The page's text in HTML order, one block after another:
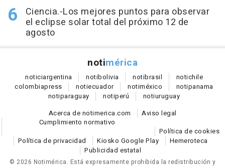
Ciencia.-Los mejores puntos para observar
el eclipse solar total del próximo 12 de
agosto
notimérica
noticiargentina notibolivia notibrasil notichile
colombiapress notiecuador notiméxico notipanama
notiparaguay notiperú notiuruguay
Acerca de notimerica.com
Aviso legal
Cumplimiento normativo
Política de cookies
Política de privacidad
Kiosko Google Play
Hemeroteca
Publicidad estatal
© 2026 Notimérica. Está expresamente prohibida la redistribución y